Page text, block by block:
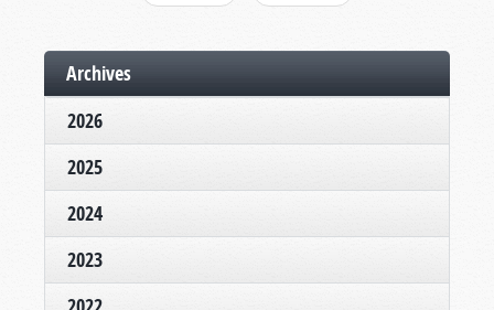
Archives
2026
2025
2024
2023